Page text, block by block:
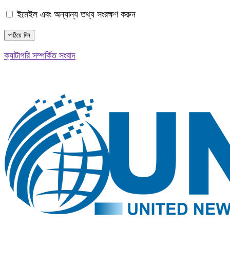
ইমেইল এবং অন্যান্য তথ্য সংরক্ষণ করুন
ক্যাটাগরি সম্পর্কিত সংবাদ